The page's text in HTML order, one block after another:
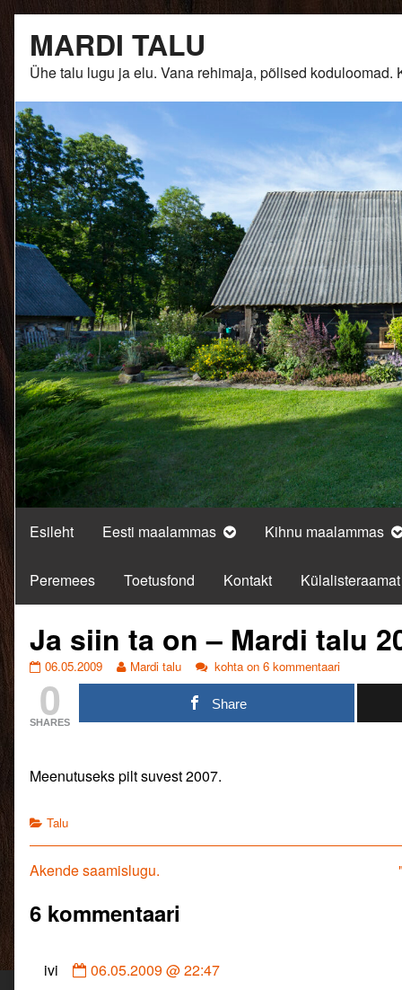
content
MARDI TALU
Ühe talu lugu ja elu. Vana rehimaja, põlised
Esileht Eesti maalammas Kihnu maalammas
Peremees Toetusfond Kontakt Külalisteraamat
Ja siin ta on – Mardi talu
Ja
ta
on
–
2009
on
06.05.2009
Read
more
Ja
–
talu
mai.,
Mardi talu
Ja
siin
ta
on
2009
kohta on 6 kommentaari
0
SHARES
Share
Meenutuseks pilt suvest 2007.
Categories
Talu
Navigeerimine
Previous
Akende saamislugu.
6 kommentaari
ivi
Comment
06.05.2009 @ 22:47